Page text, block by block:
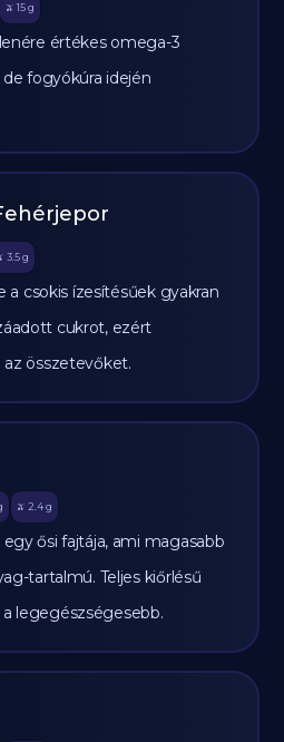
🫒 15 g
értékes omega-3
fogyókúra idején
3.5 g
a csokis ízesítésűek gyakran
cukrot, ezért
összetevőket.
🫒 2.4 g
ősi fajtája, ami magasabb
tartalmú. Teljes kiőrlésű
legegészségesebb.